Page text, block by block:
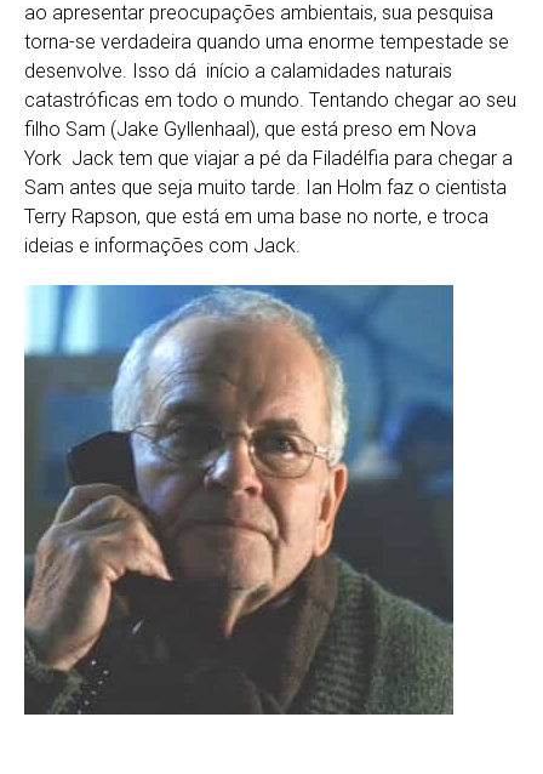
ao apresentar preocupações ambientais, sua pesquisa
torna-se verdadeira quando uma enorme tempestade se
desenvolve. Isso dá início a calamidades naturais
catastróficas em todo o mundo. Tentando chegar ao seu
filho Sam (Jake Gyllenhaal), que está preso em Nova
York Jack tem que viajar a pé da Filadélfia para chegar a
Sam antes que seja muito tarde. Ian Holm faz o cientista
Terry Rapson, que está em uma base no norte, e troca
ideias e informações com Jack.